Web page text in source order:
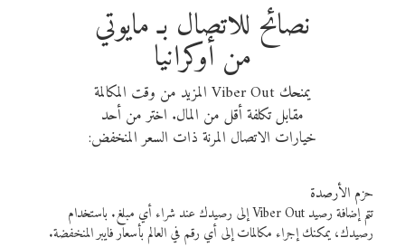
نصائح للاتصال بـ مايوتي
من أوكرانيا
يمنحك Viber Out المزيد من وقت المكالمة
مقابل تكلفة أقل من المال. اختر من أحد
خيارات الاتصال المرنة ذات السعر المنخفض:
حزم الأرصدة
تتم إضافة رصيد Viber Out إلى رصيدك عند شراء أي مبلغ. باستخدام
رصيدك، يمكنك إجراء مكالمات إلى أي رقم في العالم بأسعار فايبر المنخفضة.